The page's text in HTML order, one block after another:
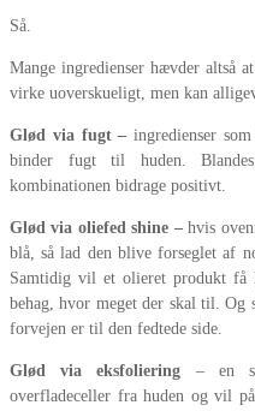
Så.
Mange ingredienser hævder altså
virke uoverskueligt, men kan
Glød via fugt –ingredienser
binder fugt til huden.
kombinationen bidrage positivt.
Glød via oliefed shine –hvis
blå, så lad den blive forseglet af
Samtidig vil et olieret produkt
behag, hvor meget der skal til. Og
forvejen er til den fedtede side.
Glød via eksfoliering – en
overfladeceller fra huden og vil